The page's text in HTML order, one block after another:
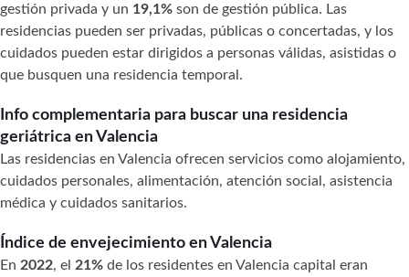
gestión privada y un 19,1% son de gestión pública. Las
residencias pueden ser privadas, públicas o concertadas, y los
cuidados pueden estar dirigidos a personas válidas, asistidas o
que busquen una residencia temporal.
Info complementaria para buscar una residencia
geriátrica en Valencia
Las residencias en Valencia ofrecen servicios como alojamiento,
cuidados personales, alimentación, atención social, asistencia
médica y cuidados sanitarios.
Índice de envejecimiento en Valencia
En 2022, el 21% de los residentes en Valencia capital eran